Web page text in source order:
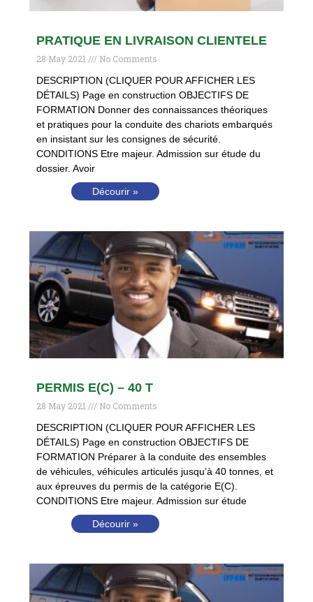
PRATIQUE EN LIVRAISON CLIENTELE
28 May 2021
No Comments
DESCRIPTION (CLIQUER POUR AFFICHER LES
DÉTAILS) Page en construction OBJECTIFS DE
FORMATION Donner des connaissances théoriques
et pratiques pour la conduite des chariots embarqués
en insistant sur les consignes de sécurité.
CONDITIONS Etre majeur. Admission sur étude du
dossier. Avoir
Décourir »
PERMIS E(C) – 40 T
28 May 2021
No Comments
DESCRIPTION (CLIQUER POUR AFFICHER LES
DÉTAILS) Page en construction OBJECTIFS DE
FORMATION Préparer à la conduite des ensembles
de véhicules, véhicules articulés jusqu’à 40 tonnes, et
aux épreuves du permis de la catégorie E(C).
CONDITIONS Etre majeur. Admission sur étude
Décourir »